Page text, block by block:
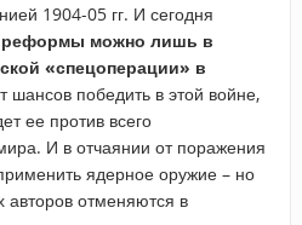
1904-05 гг. И сегодня
реформы можно лишь в
«спецоперации» в
шансов победить в этой войне,
ее против всего
И в отчаянии от поражения
ядерное оружие – но
авторов отменяются в